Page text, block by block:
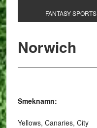
FANTASY SPORTS
Norwich
Smeknamn:
Yellows, Canaries, City